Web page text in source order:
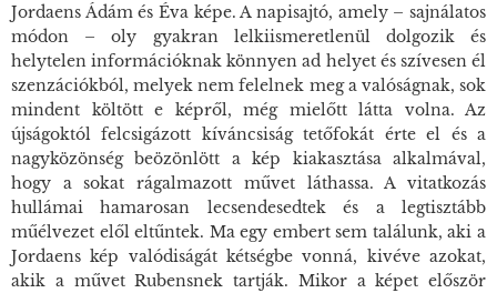
Jordaens Ádám és Éva képe. A napisajtó, amely – sajnálatos
módon – oly gyakran lelkiismeretlenül dolgozik és
helytelen információknak könnyen ad helyet és szívesen él
szenzációkból, melyek nem felelnek meg a valóságnak, sok
mindent költött e képről, még mielőtt látta volna. Az
újságoktól felcsigázott kíváncsiság tetőfokát érte el és a
nagyközönség beözönlött a kép kiakasztása alkalmával,
hogy a sokat rágalmazott művet láthassa. A vitatkozás
hullámai hamarosan lecsendesedtek és a legtisztább
műélvezet elől eltűntek. Ma egy embert sem találunk, aki a
Jordaens kép valódiságát kétségbe vonná, kivéve azokat,
akik a művet Rubensnek tartják. Mikor a képet először